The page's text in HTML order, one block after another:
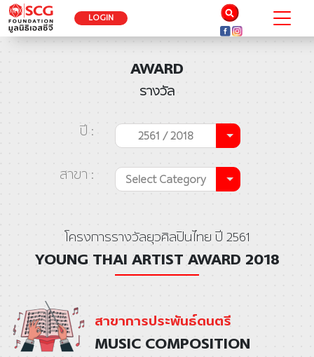
LOGIN
AWARD
รางวัล
ปี : 2561 / 2018
สาขา : Select Category
โครงการรางวัลยุวศิลปินไทย ปี 2561
YOUNG THAI ARTIST AWARD 2018
สาขาการประพันธ์ดนตรี
MUSIC COMPOSITION